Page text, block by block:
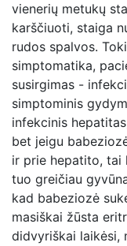
vienerių metukų
karščiuoti, staiga
rudos spalvos.
simptomatika,
susirgimas -
simptominis
infekcinis
bet jeigu
ir prie hepatito, tai
tuo greičiau
kad babeziozė
masiškai žūsta
didvyriškai laikėsi,